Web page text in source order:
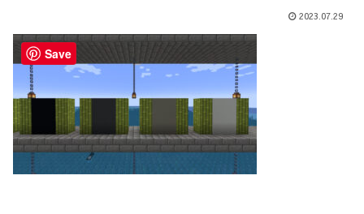
2023.07.29
Save